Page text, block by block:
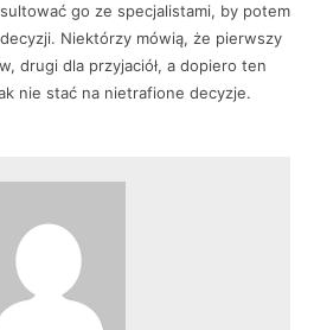
go ze specjalistami, by potem
Niektórzy mówią, że pierwszy
drugi dla przyjaciół, a dopiero ten
nie stać na nietrafione decyzje.